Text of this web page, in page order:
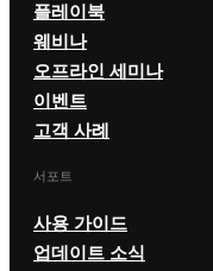
플레이북
웨비나
오프라인 세미나
이벤트
고객 사례
서포트
사용 가이드
업데이트 소식